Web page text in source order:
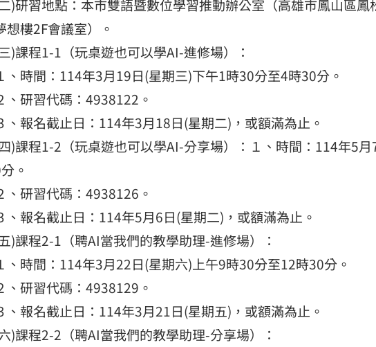
)研習地點：本市雙語暨數位學習推動辦公室（高雄巿鳳山區
想樓2F會議室）。
)課程1-1（玩桌遊也可以學AI-進修場）：
、時間：114年3月19日(星期三)下午1時30分至4時30分。
、研習代碼：4938122。
、報名截止日：114年3月18日(星期二)，或額滿為止。
)課程1-2（玩桌遊也可以學AI-分享場）：１、時間：114年5
。
、研習代碼：4938126。
、報名截止日：114年5月6日(星期二)，或額滿為止。
)課程2-1（聘AI當我們的教學助理-進修場）：
、時間：114年3月22日(星期六)上午9時30分至12時30分。
、研習代碼：4938129。
、報名截止日：114年3月21日(星期五)，或額滿為止。
)課程2-2（聘AI當我們的教學助理-分享場）：